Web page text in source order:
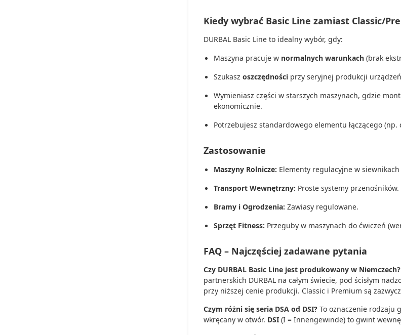
Kiedy wybrać Basic Line zamiast Classic/
DURBAL Basic Line to idealny wybór, gdy:
Maszyna pracuje w normalnych warunkach (brak
Szukasz oszczędności przy seryjnej produkcji
Wymieniasz części w starszych maszynach, gdzie
ekonomicznie.
Potrzebujesz standardowego elementu łączącego
Zastosowanie
Maszyny Rolnicze: Elementy regulacyjne w
Transport Wewnętrzny: Proste systemy przenośników.
Bramy i Ogrodzenia: Zawiasy regulowane.
Sprzęt Fitness: Przeguby w maszynach do ćwiczeń
FAQ – Najczęściej zadawane pytania
Czy DURBAL Basic Line jest produkowany w Niemczech?
partnerskich DURBAL na całym świecie, pod ścisłym
przy niższej cenie produkcji. Classic i Premium są
Czym różni się seria DSA od DSI? To oznaczenie rodzaju
wkręcany w otwór. DSI (I = Innengewinde) to gwint